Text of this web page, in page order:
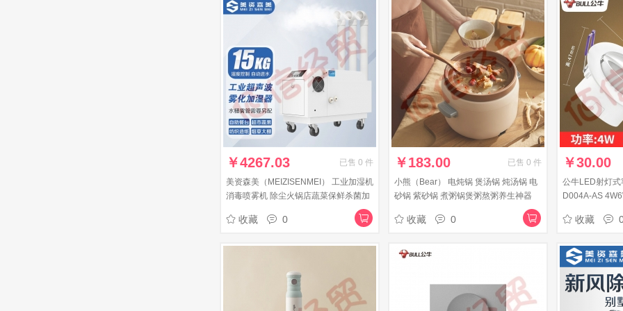
￥4267.03 已售 0 件
美资森美（MEIZISENMEI） 工业加湿机
消毒喷雾机 除尘火锅店蔬菜保鲜杀菌加
大功率声波加湿器 15KG湿度控制 自动
进水收藏 0
￥183.00 已售 0 件
小熊（Bear） 电炖锅 煲汤锅 炖汤锅 电
砂锅 紫砂锅 煮粥锅煲粥熬粥养生神器
D30L3
收藏 0
￥30.00
公牛LED射灯
D004A-AS
收藏